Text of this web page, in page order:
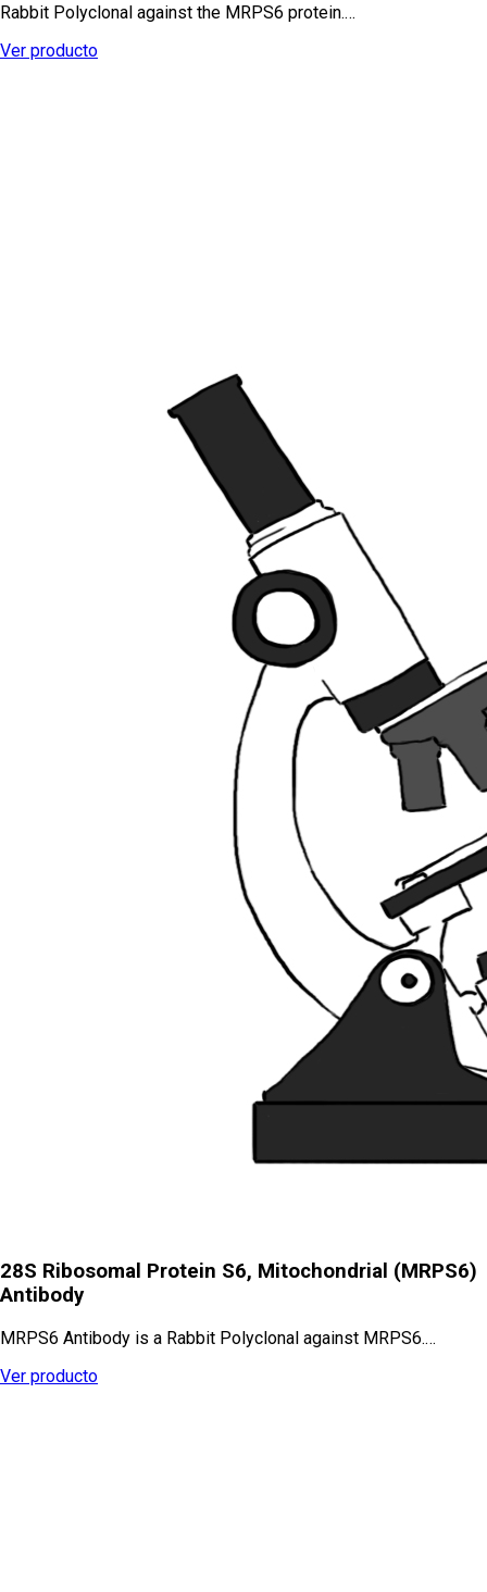
Rabbit Polyclonal against the MRPS6 protein.…
Ver producto
28S Ribosomal Protein S6, Mitochondrial (MRPS6)
Antibody
MRPS6 Antibody is a Rabbit Polyclonal against MRPS6.…
Ver producto